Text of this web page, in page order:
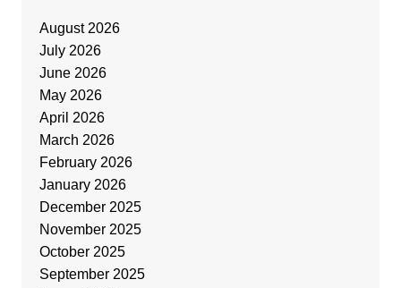
August 2026
July 2026
June 2026
May 2026
April 2026
March 2026
February 2026
January 2026
December 2025
November 2025
October 2025
September 2025